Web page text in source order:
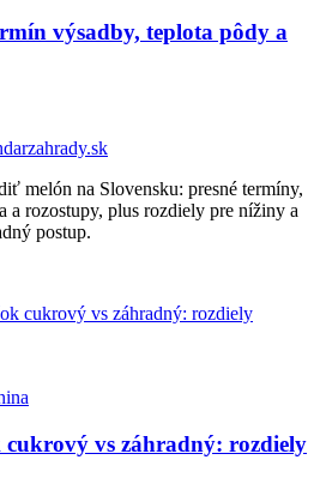
výsadby, teplota pôdy a
melón na Slovensku: presné termíny,
a rozostupy, plus rozdiely pre nížiny a
postup.
vs záhradný: rozdiely